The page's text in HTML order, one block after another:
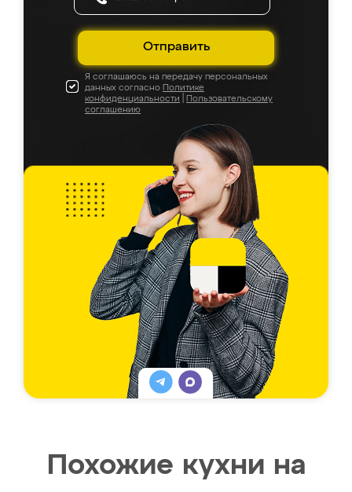
Отправить
Я соглашаюсь на передачу персональных
данных согласно Политике
конфиденциальности
Пользовательскому
соглашению
Похожие кухни на